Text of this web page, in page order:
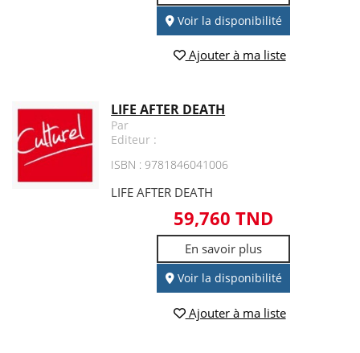
Voir la disponibilité
Ajouter à ma liste
LIFE AFTER DEATH
Par
Editeur :
ISBN : 9781846041006
LIFE AFTER DEATH
59,760 TND
En savoir plus
Voir la disponibilité
Ajouter à ma liste